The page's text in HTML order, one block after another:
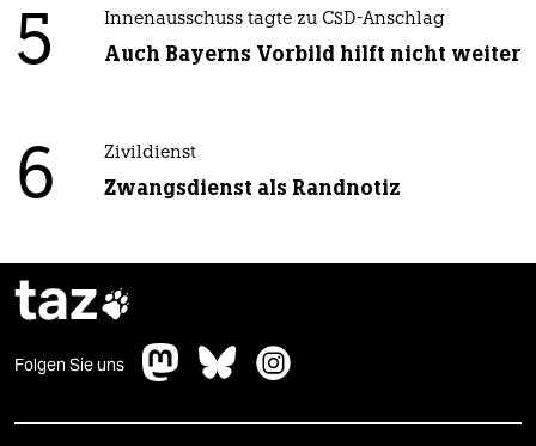
5 Innenausschuss tagte zu CSD-Anschlag
Auch Bayerns Vorbild hilft nicht weiter
6 Zivildienst
Zwangsdienst als Randnotiz
taz
Folgen Sie uns